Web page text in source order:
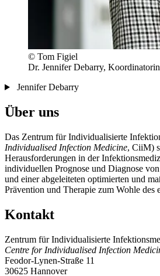
© Tom Figiel
Dr. Jennifer Debarry,
Jennifer Debarry
Über uns
Das Zentrum für Individualisierte
Individualised Infection Medicine, CiiM)
Herausforderungen in der
individuellen Prognose und Diagnose
und einer abgeleiteten optimierten und
Prävention und Therapie zum Wohle des
Kontakt
Zentrum für Individualisierte
Centre for Individualised Infection
Feodor-Lynen-Straße 11
30625 Hannover